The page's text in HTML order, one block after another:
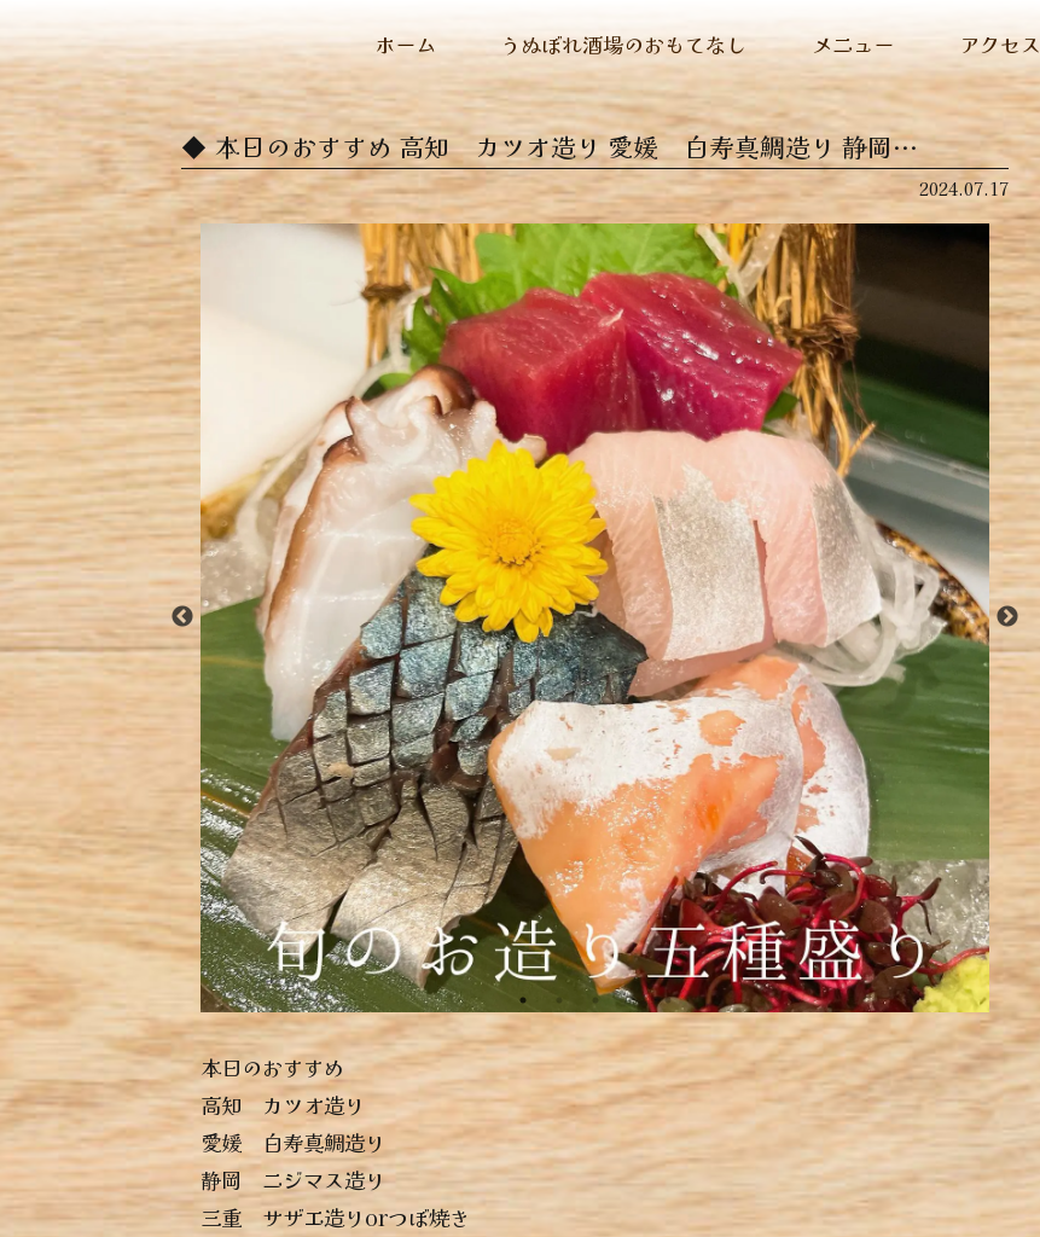
ホーム うぬぼれ酒場のおもてなし メニュー アクセス
本日のおすすめ ︎高知 カツオ造り ︎愛媛 白寿真鯛造り ︎静岡…
2024.07.17
本日のおすすめ
︎高知 カツオ造り
︎愛媛 白寿真鯛造り
︎静岡 ニジマス造り
︎三重 サザエ造りorつぼ焼き